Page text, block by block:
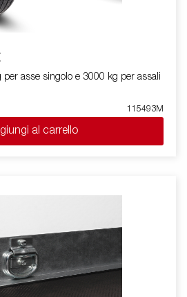
asse singolo e 3000 kg per assali
115493M
al carrello